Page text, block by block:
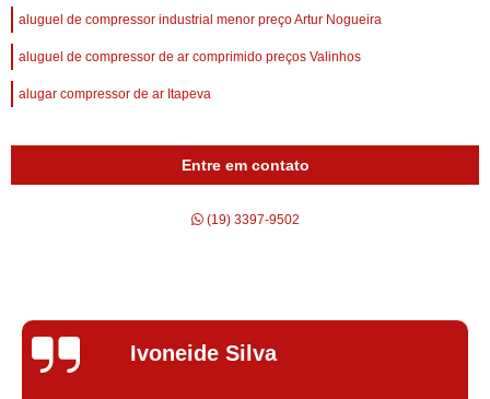
aluguel de compressor industrial menor preço Artur Nogueira
aluguel de compressor de ar comprimido preços Valinhos
alugar compressor de ar Itapeva
Entre em contato
(19) 3397-9502
Silvana Alves